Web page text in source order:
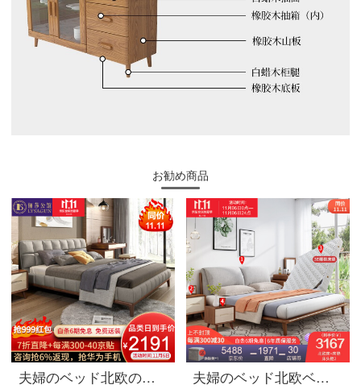
お勧め商品
夫婦のベッド北欧のベッドは、ダブルベッド1.8メートルのシンプルなベッドルームの家具のシングルベッド1800*2000
夫婦のベッド北欧ベッドのダブルベッド1.8メートルのシンプルなベッドルームは布芸ベッドの逸品家具のベッド+マットレス+マットレスの2つの1800*2000を解体して洗うことができます。